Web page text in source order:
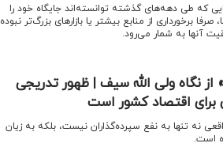
که طی دهه‌های گذشته توانسته‌اند جایگاه خود را
برخورداری از منابع بیشتر یا بازارهای بزرگ‌تر نبوده
آنها به شمار می‌رود.
از نگاه ولی الله سیف | ظهور تدریجی
اقتصاد کشور است
نه تنها به نفع سپرده‌گذاران نیست، بلکه به زیان
است.